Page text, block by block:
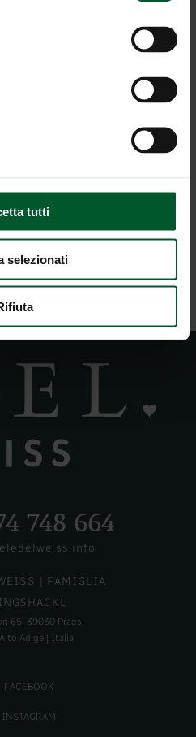
tutti
selezionati
748 664
| FAMIGLIA
65, 39030 Prags
Adige | Italia
FACEBOOK
INSTAGRAM